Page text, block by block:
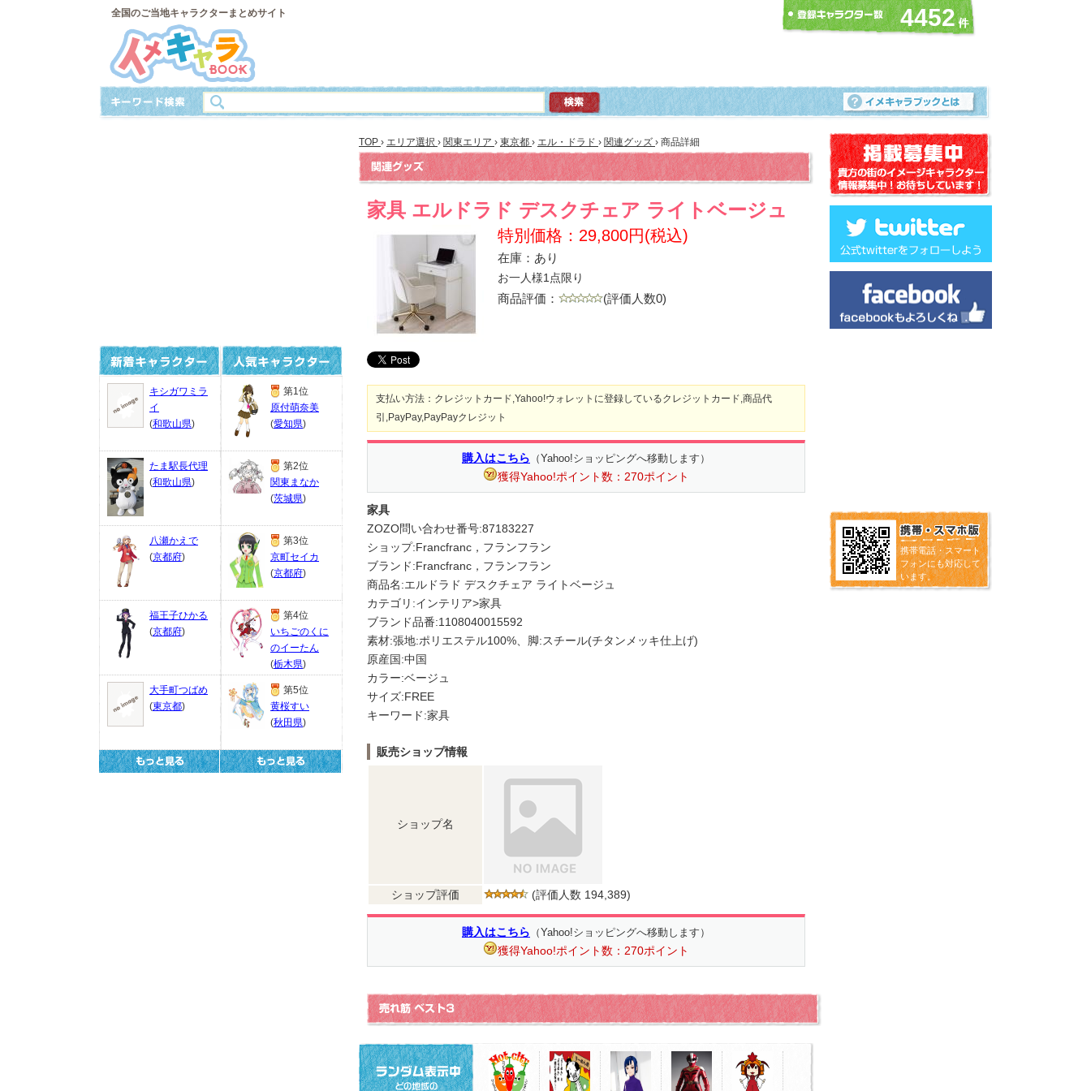
全国のご当地キャラクターまとめサイト 4452
キシガワミラ
イ
(和歌山県)
たま駅長代理
(和歌山県)
八瀬かえで
(京都府)
福王子ひかる
(京都府)
大手町つばめ
(東京都)
第1位
原付萌奈美
(愛知県)
第2位
関東まなか
(茨城県)
第3位
京町セイカ
(京都府)
第4位
いちごのくに
のイーたん
(栃木県)
第5位
黄桜すい
(秋田県)
TOP › エリア選択 › 関東エリア › 東京都 › エル・ドラド › 関連グッズ › 商品詳細
家具 エルドラド デスクチェア ライトベージュ
特別価格：29,800円(税込)
在庫：あり
お一人様1点限り
商品評価： (評価人数0)
支払い方法：クレジットカード,Yahoo!ウォレットに登録しているクレジットカード,商品代
引,PayPay,PayPayクレジット
購入はこちら （Yahoo!ショッピングへ移動します）
獲得Yahoo!ポイント数：270ポイント
家具
ZOZO問い合わせ番号:87183227
ショップ:Francfranc，フランフラン
ブランド:Francfranc，フランフラン
商品名:エルドラド デスクチェア ライトベージュ
カテゴリ:インテリア>家具
ブランド品番:1108040015592
素材:張地:ポリエステル100%、脚:スチール(チタンメッキ仕上げ)
原産国:中国
カラー:ベージュ
サイズ:FREE
キーワード:家具
販売ショップ情報
ショップ名
ショップ評価 (評価人数 194,389)
購入はこちら （Yahoo!ショッピングへ移動します）
獲得Yahoo!ポイント数：270ポイント
携帯電話・スマート
フォンにも対応して
います。